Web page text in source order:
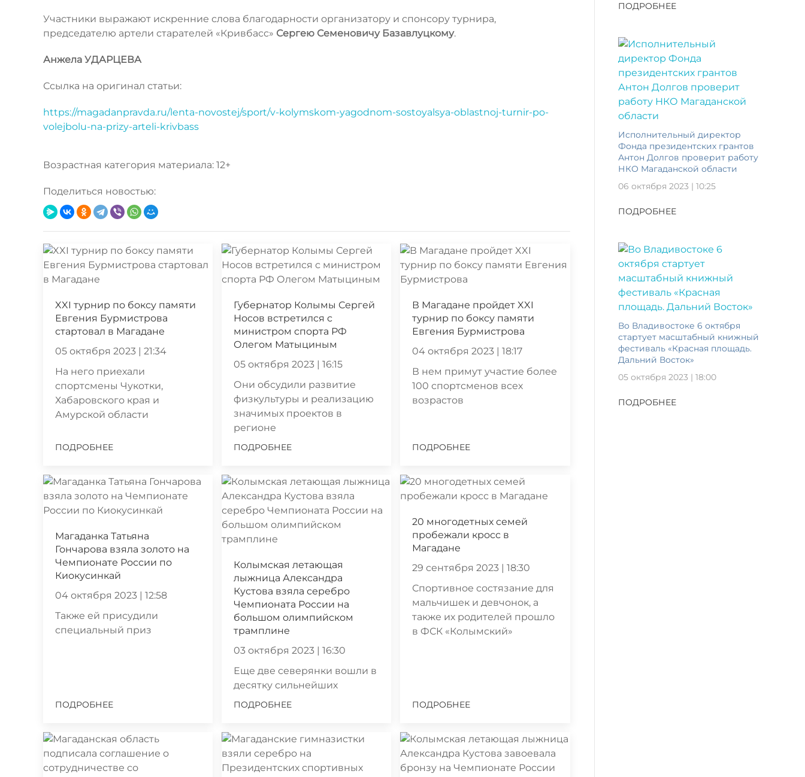
Участники выражают искренние слова благодарности организатору и спонсору турнира,
председателю артели старателей «Кривбасс» Сергею Семеновичу Базавлуцкому.
Анжела УДАРЦЕВА
Ссылка на оригинал статьи:
https://magadanpravda.ru/lenta-novostej/sport/v-kolymskom-yagodnom-sostoyalsya-oblastnoj-turnir-po-
volejbolu-na-prizy-arteli-krivbass
Возрастная категория материала: 12+
Поделиться новостью:
XXI турнир по боксу памяти
Евгения Бурмистрова
стартовал в Магадане
05 октября 2023 | 21:34
На него приехали
спортсмены Чукотки,
Хабаровского края и
Амурской области
ПОДРОБНЕЕ
Губернатор Колымы Сергей
Носов встретился с
министром спорта РФ
Олегом Матыциным
05 октября 2023 | 16:15
Они обсудили развитие
физкультуры и реализацию
значимых проектов в
регионе
ПОДРОБНЕЕ
В Магадане пройдет XXI
турнир по боксу памяти
Евгения Бурмистрова
04 октября 2023 | 18:17
В нем примут участие более
100 спортсменов всех
возрастов
ПОДРОБНЕЕ
Магаданка Татьяна
Гончарова взяла золото на
Чемпионате России по
Киокусинкай
04 октября 2023 | 12:58
Также ей присудили
специальный приз
ПОДРОБНЕЕ
Колымская летающая
лыжница Александра
Кустова взяла серебро
Чемпионата России на
большом олимпийском
трамплине
03 октября 2023 | 16:30
Еще две северянки вошли в
десятку сильнейших
ПОДРОБНЕЕ
20 многодетных семей
пробежали кросс в
Магадане
29 сентября 2023 | 18:30
Спортивное состязание для
мальчишек и девчонок, а
также их родителей прошло
в ФСК «Колымский»
ПОДРОБНЕЕ
ПОДРОБНЕЕ
Исполнительный директор
Фонда президентских грантов
Антон Долгов проверит работу
НКО Магаданской области
06 октября 2023 | 10:25
ПОДРОБНЕЕ
Во Владивостоке 6 октября
стартует масштабный книжный
фестиваль «Красная площадь.
Дальний Восток»
05 октября 2023 | 18:00
ПОДРОБНЕЕ